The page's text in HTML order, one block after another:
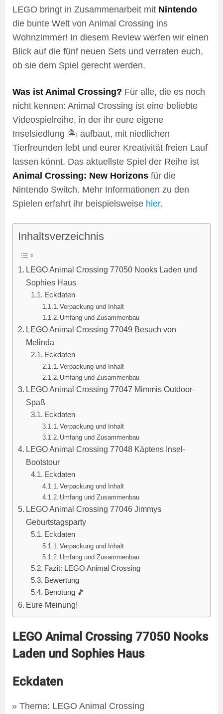
LEGO bringt in Zusammenarbeit mit Nintendo
die bunte Welt von Animal Crossing ins
Wohnzimmer! In diesem Review werfen wir einen
Blick auf die fünf neuen Sets und verraten euch,
ob sie dem Spiel gerecht werden.
Was ist Animal Crossing? Für alle, die es noch
nicht kennen: Animal Crossing ist eine beliebte
Videospielreihe, in der ihr eure eigene
Inselsiedlung 🏝️ aufbaut, mit niedlichen
Tierfreunden lebt und eurer Kreativität freien Lauf
lassen könnt. Das aktuellste Spiel der Reihe ist
Animal Crossing: New Horizons für die
Nintendo Switch. Mehr Informationen zu den
Spielen erfahrt ihr beispielsweise hier.
Inhaltsverzeichnis
LEGO Animal Crossing 77050 Nooks Laden und
Sophies Haus
Eckdaten
Verpackung und Inhalt
Umfang und Zusammenbau
LEGO Animal Crossing 77049 Besuch von
Melinda
Eckdaten
Verpackung und Inhalt
Umfang und Zusammenbau
LEGO Animal Crossing 77047 Mimmis Outdoor-
Spaß
Eckdaten
Verpackung und Inhalt
Umfang und Zusammenbau
LEGO Animal Crossing 77048 Käptens Insel-
Bootstour
Eckdaten
Verpackung und Inhalt
Umfang und Zusammenbau
LEGO Animal Crossing 77046 Jimmys
Geburtstagsparty
Eckdaten
Verpackung und Inhalt
Umfang und Zusammenbau
Fazit: LEGO Animal Crossing
Bewertung
Benotung 🎵
Eure Meinung!
LEGO Animal Crossing 77050 Nooks
Laden und Sophies Haus
Eckdaten
Thema: LEGO Animal Crossing